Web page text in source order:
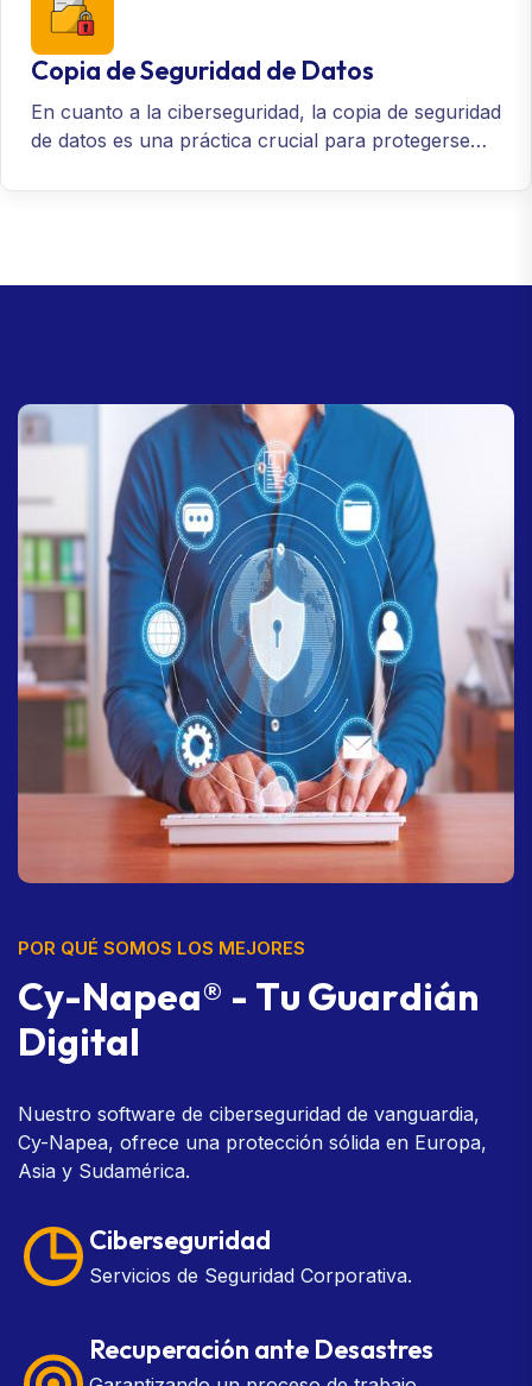
Copia de Seguridad de Datos
En cuanto a la ciberseguridad, la copia de seguridad
de datos es una práctica crucial para protegerse
cibernéticas o brechas de seguridad.
POR QUÉ SOMOS LOS MEJORES
Cy-Napea® - Tu Guardián
Digital
Nuestro software de ciberseguridad de vanguardia,
Cy-Napea, ofrece una protección sólida en Europa,
Asia y Sudamérica.
Ciberseguridad
Servicios de Seguridad Corporativa.
Recuperación ante Desastres